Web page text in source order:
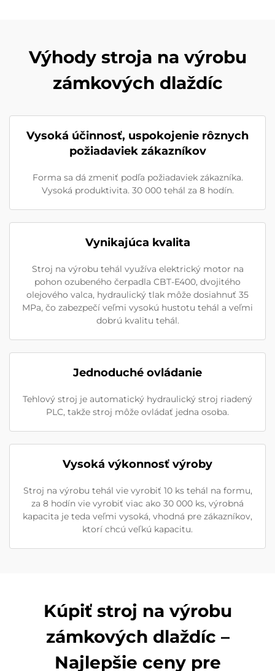
Výhody stroja na výrobu
zámkových dlaždíc
Vysoká účinnosť, uspokojenie rôznych
požiadaviek zákazníkov
Forma sa dá zmeniť podľa požiadaviek zákazníka.
Vysoká produktivita. 30 000 tehál za 8 hodín.
Vynikajúca kvalita
Stroj na výrobu tehál využíva elektrický motor na
pohon ozubeného čerpadla CBT-E400, dvojitého
olejového valca, hydraulický tlak môže dosiahnuť 35
MPa, čo zabezpečí veľmi vysokú hustotu tehál a veľmi
dobrú kvalitu tehál.
Jednoduché ovládanie
Tehlový stroj je automatický hydraulický stroj riadený
PLC, takže stroj môže ovládať jedna osoba.
Vysoká výkonnosť výroby
Stroj na výrobu tehál vie vyrobiť 10 ks tehál na formu,
za 8 hodín vie vyrobiť viac ako 30 000 ks, výrobná
kapacita je teda veľmi vysoká, vhodná pre zákazníkov,
ktorí chcú veľkú kapacitu.
Kúpiť stroj na výrobu
zámkových dlaždíc –
Najlepšie ceny pre